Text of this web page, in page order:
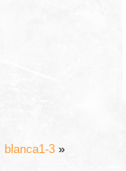
blanca1-3 »